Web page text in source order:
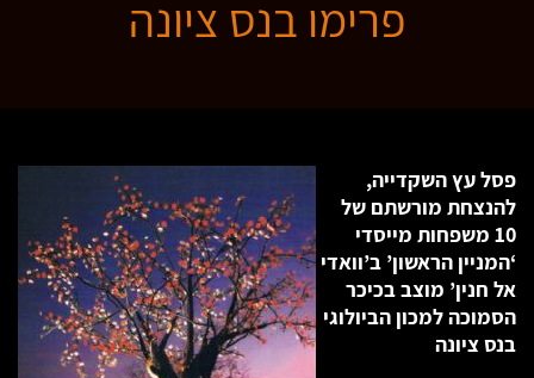
פרימו בנס ציונה
פסל עץ השקדייה,
להנצחת מורשתם של
10 משפחות מייסדי
‘המניין הראשון’ ב’וואדי
אל חנין’ מוצב בכיכר
הסמוכה למכון הביולוגי
בנס ציונה